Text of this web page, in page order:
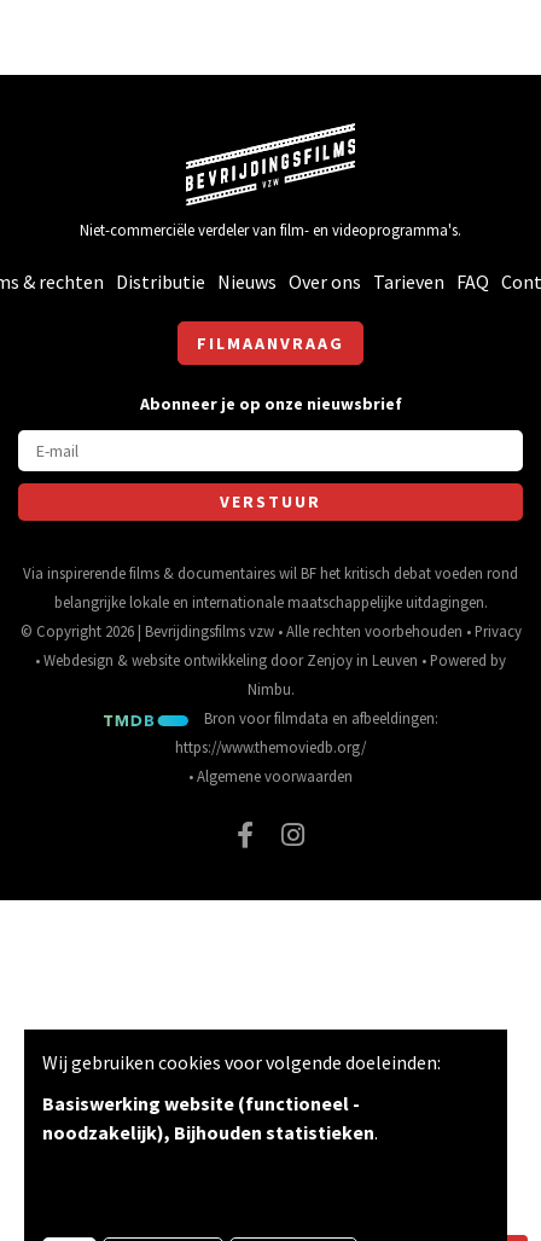
Niet-commerciële verdeler van film- en videoprogramma's.
& rechten Distributie Nieuws Over ons Tarieven FAQ
FILMAANVRAAG
Abonneer je op onze nieuwsbrief
Via inspirerende films & documentaires wil BF het kritisch debat voeden rond
belangrijke lokale en internationale maatschappelijke uitdagingen.
© Copyright 2026 | Bevrijdingsfilms vzw • Alle rechten voorbehouden • Privacy
•Webdesign &website ontwikkeling doorZenjoy in Leuven • Powered by
Nimbu.
Bron voor filmdata en afbeeldingen:
https://www.themoviedb.org/
•Algemene voorwaarden
Wij gebruiken cookies voor volgende doeleinden:
Basiswerking website (functioneel -
noodzakelijk), Bijhouden statistieken.